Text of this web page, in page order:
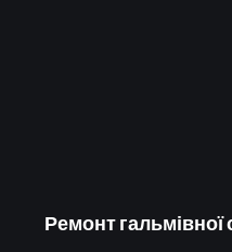
Ремонт гальмівної